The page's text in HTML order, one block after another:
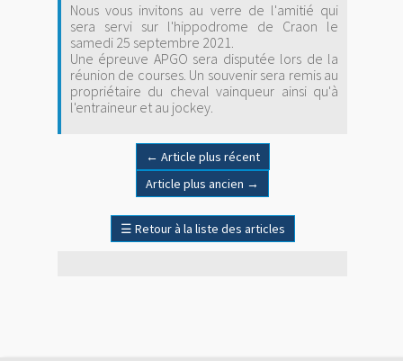
Nous vous invitons au verre de l'amitié qui
sera servi sur l'hippodrome de Craon le
samedi 25 septembre 2021.
Une épreuve APGO sera disputée lors de la
réunion de courses. Un souvenir sera remis au
propriétaire du cheval vainqueur ainsi qu'à
l'entraineur et au jockey.
← Article plus récent
Article plus ancien →
☰ Retour à la liste des articles